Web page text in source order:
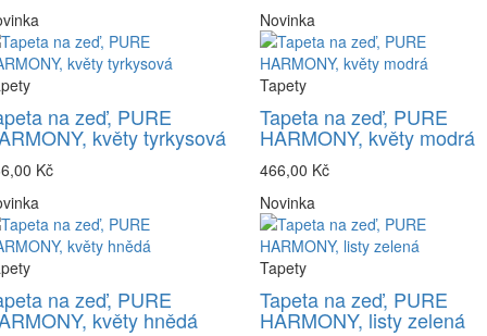
na zeď, PURE
květy tyrkysová
Kč
Novinka
Tapety
Tapeta na zeď, PURE
HARMONY, květy modrá
466,00 Kč
na zeď, PURE
květy hnědá
Novinka
Tapety
Tapeta na zeď, PURE
HARMONY, listy zelená